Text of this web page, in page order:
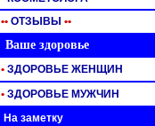
•• ОТЗЫВЫ ••
Ваше здоровье
• ЗДОРОВЬЕ ЖЕНЩИН
• ЗДОРОВЬЕ МУЖЧИН
На заметку